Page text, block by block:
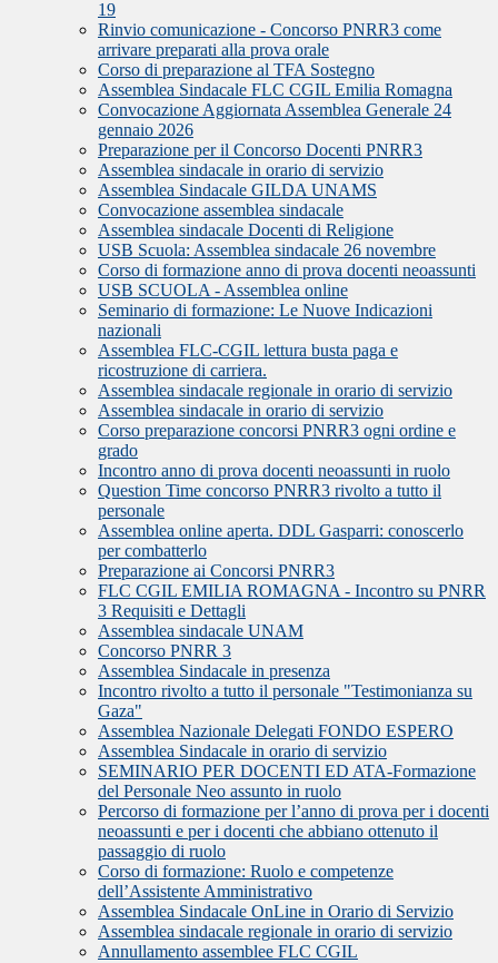
19
Rinvio comunicazione - Concorso PNRR3 come
arrivare preparati alla prova orale
Corso di preparazione al TFA Sostegno
Assemblea Sindacale FLC CGIL Emilia Romagna
Convocazione Aggiornata Assemblea Generale 24
gennaio 2026
Preparazione per il Concorso Docenti PNRR3
Assemblea sindacale in orario di servizio
Assemblea Sindacale GILDA UNAMS
Convocazione assemblea sindacale
Assemblea sindacale Docenti di Religione
USB Scuola: Assemblea sindacale 26 novembre
Corso di formazione anno di prova docenti neoassunti
USB SCUOLA - Assemblea online
Seminario di formazione: Le Nuove Indicazioni
nazionali
Assemblea FLC-CGIL lettura busta paga e
ricostruzione di carriera.
Assemblea sindacale regionale in orario di servizio
Assemblea sindacale in orario di servizio
Corso preparazione concorsi PNRR3 ogni ordine e
grado
Incontro anno di prova docenti neoassunti in ruolo
Question Time concorso PNRR3 rivolto a tutto il
personale
Assemblea online aperta. DDL Gasparri: conoscerlo
per combatterlo
Preparazione ai Concorsi PNRR3
FLC CGIL EMILIA ROMAGNA - Incontro su PNRR
3 Requisiti e Dettagli
Assemblea sindacale UNAM
Concorso PNRR 3
Assemblea Sindacale in presenza
Incontro rivolto a tutto il personale "Testimonianza su
Gaza"
Assemblea Nazionale Delegati FONDO ESPERO
Assemblea Sindacale in orario di servizio
SEMINARIO PER DOCENTI ED ATA-Formazione
del Personale Neo assunto in ruolo
Percorso di formazione per l’anno di prova per i docenti
neoassunti e per i docenti che abbiano ottenuto il
passaggio di ruolo
Corso di formazione: Ruolo e competenze
dell’Assistente Amministrativo
Assemblea Sindacale OnLine in Orario di Servizio
Assemblea sindacale regionale in orario di servizio
Annullamento assemblee FLC CGIL